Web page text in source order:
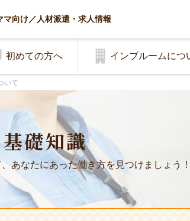
マ向け／ 人材派遣・求人情報
初めての方へ インブルームにつ
いて
礎知識
あなたにあった働き方を見つけましょう！